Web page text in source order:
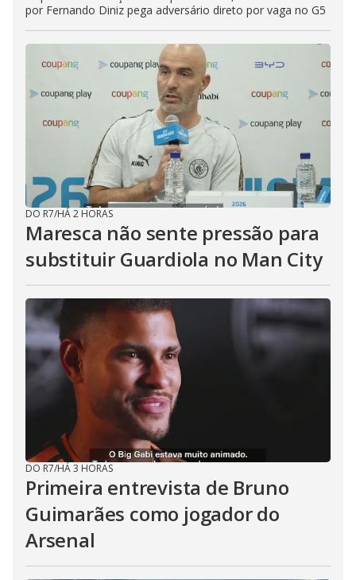
por Fernando Diniz pega adversário direto por vaga no G5
DO R7/HÁ 2 HORAS
Maresca não sente pressão para
substituir Guardiola no Man City
DO R7/HÁ 3 HORAS
Primeira entrevista de Bruno
Guimarães como jogador do
Arsenal